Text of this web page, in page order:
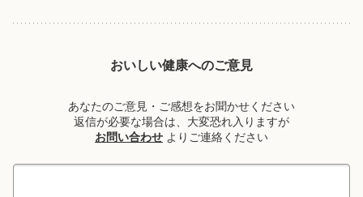
おいしい健康へのご意見
あなたのご意見・ご感想をお聞かせください
返信が必要な場合は、大変恐れ入りますが
お問い合わせ よりご連絡ください